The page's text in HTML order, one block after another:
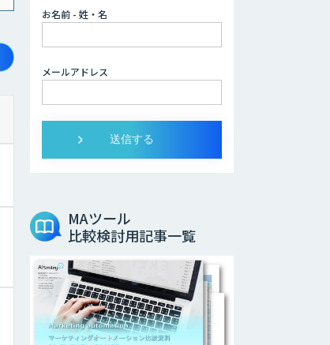
お名前 - 姓・名
メールアドレス
MAツール
比較検討用記事一覧